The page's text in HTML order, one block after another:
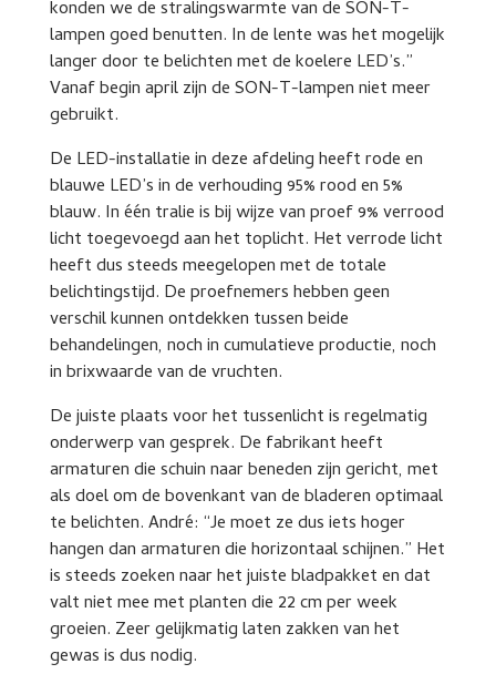
konden we de stralingswarmte van de SON-T-
lampen goed benutten. In de lente was het mogelijk
langer door te belichten met de koelere LED’s.”
Vanaf begin april zijn de SON-T-lampen niet meer
gebruikt.
De LED-installatie in deze afdeling heeft rode en
blauwe LED’s in de verhouding 95% rood en 5%
blauw. In één tralie is bij wijze van proef 9% verrood
licht toegevoegd aan het toplicht. Het verrode licht
heeft dus steeds meegelopen met de totale
belichtingstijd. De proefnemers hebben geen
verschil kunnen ontdekken tussen beide
behandelingen, noch in cumulatieve productie, noch
in brixwaarde van de vruchten.
De juiste plaats voor het tussenlicht is regelmatig
onderwerp van gesprek. De fabrikant heeft
armaturen die schuin naar beneden zijn gericht, met
als doel om de bovenkant van de bladeren optimaal
te belichten. André: “Je moet ze dus iets hoger
hangen dan armaturen die horizontaal schijnen.” Het
is steeds zoeken naar het juiste bladpakket en dat
valt niet mee met planten die 22 cm per week
groeien. Zeer gelijkmatig laten zakken van het
gewas is dus nodig.